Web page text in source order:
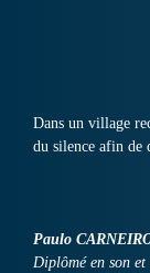
Dans un village
du silence afin de
Paulo
Diplômé en son et